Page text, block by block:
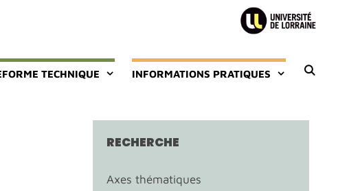
TECHNIQUE INFORMATIONS PRATIQUES
RECHERCHE
Axes thématiques